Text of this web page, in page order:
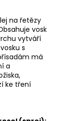
na řetězy
vosk
vytváří
s
má
a
ke tření